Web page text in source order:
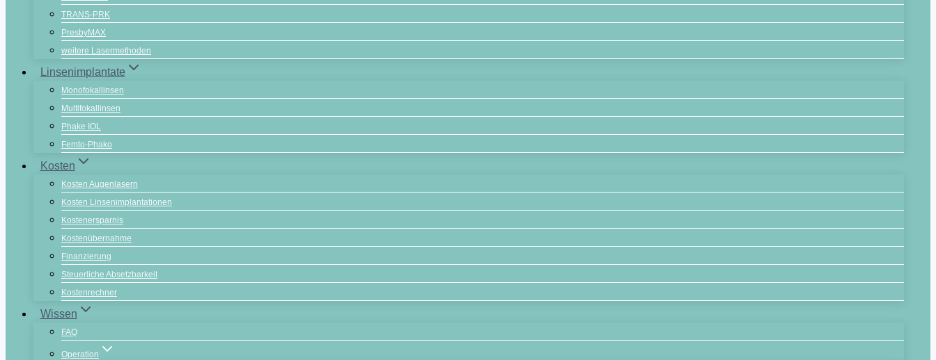
TRANS-PRK
PresbyMAX
weitere Lasermethoden
Linsenimplantate
Monofokallinsen
Multifokallinsen
Phake IOL
Femto-Phako
Kosten
Kosten Augenlasern
Kosten Linsenimplantationen
Kostenersparnis
Kostenübernahme
Finanzierung
Steuerliche Absetzbarkeit
Kostenrechner
Wissen
FAQ
Operation